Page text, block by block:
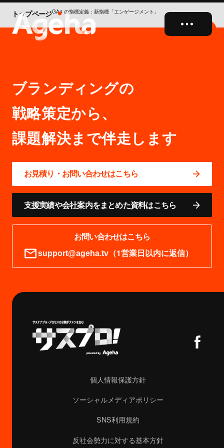
close
トップページGA4 の指標定義：新指標「エンゲージメント」
ブランディングの
戦略策定から、
お見積り・お問い合わせはこちら
支援実績や会社案内をまとめた資料はこちら
お問い合わせはこちら
support@ageha.tv（1営業日以内に返信）
個人情報保護方針
ソーシャルメディアポリシー
SNS利用規約
反社会勢力に対する基本方針